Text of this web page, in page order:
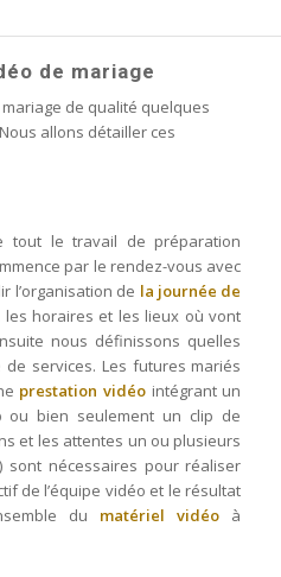
de mariage
de qualité quelques
allons détailler ces
tout le travail de préparation
par le rendez-vous avec
l’organisation de la journée de
les horaires et les lieux où vont
nous définissons quelles
services. Les futures mariés
prestation vidéo intégrant un
ou bien seulement un clip de
et les attentes un ou plusieurs
nécessaires pour réaliser
de l’équipe vidéo et le résultat
du matériel vidéo à